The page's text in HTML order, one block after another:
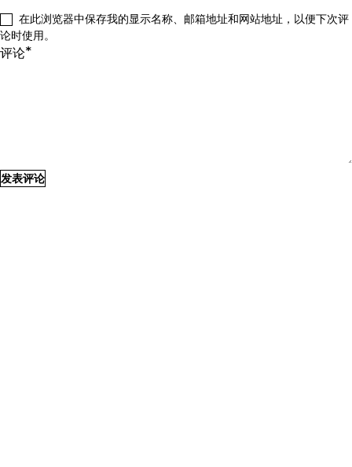
评论*
在此浏览器中保存我的显示名称、邮箱地址和网站地址，以便下次评
论时使用。